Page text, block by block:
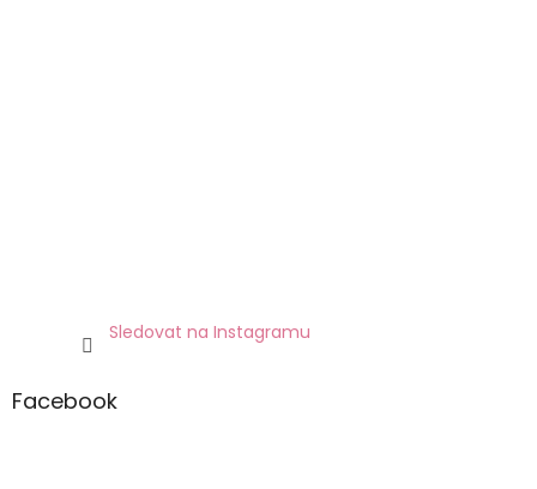
Sledovat na Instagramu
Facebook